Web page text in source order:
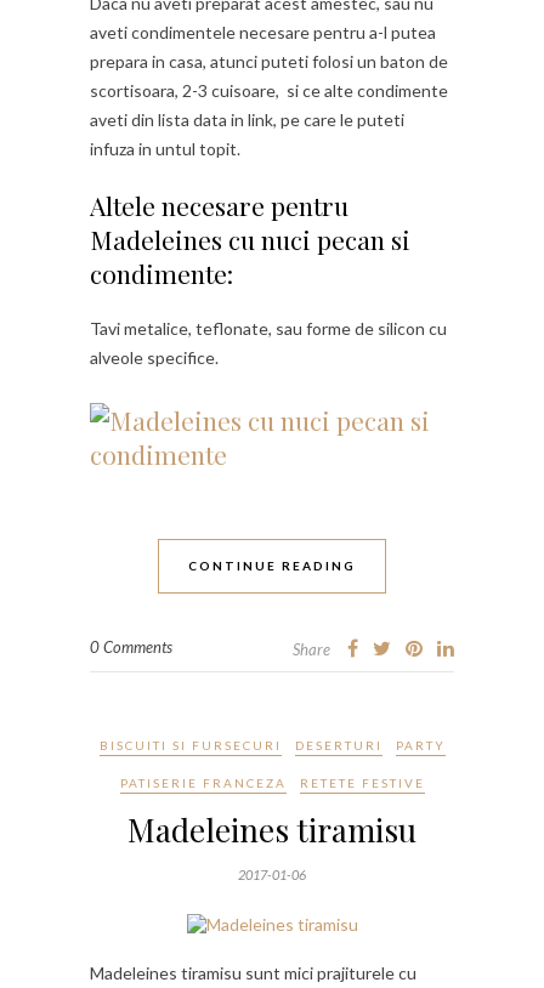
aveti condimentele necesare pentru a-l putea
prepara in casa, atunci puteti folosi un baton de
scortisoara, 2-3 cuisoare, si ce alte condimente
aveti din lista data in link, pe care le puteti
infuza in untul topit.
Altele necesare pentru
Madeleines cu nuci pecan si
condimente:
Tavi metalice, teflonate, sau forme de silicon cu
alveole specifice.
CONTINUE READING
0 Comments Share
BISCUITI SI FURSECURI DESERTURI PARTY
PATISERIE FRANCEZA RETETE FESTIVE
Madeleines tiramisu
2017-01-06
Madeleines tiramisu sunt mici prajiturele cu